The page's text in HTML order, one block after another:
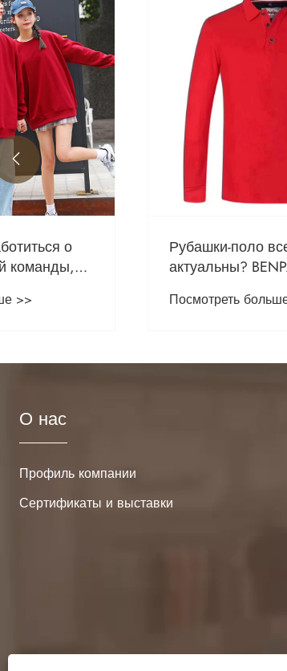
Рубашки-поло все еще
актуальны? BENPAI® говорит
Посмотреть больше >>

О нас
Профиль компании
Сертификаты и выставки